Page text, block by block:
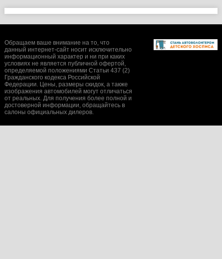
Обращаем ваше внимание на то, что
данный интернет-сайт носит исключительно
информационный характер и ни при каких
условиях не является публичной офертой,
определяемой положениями Статьи 437 (2)
Гражданского кодекса Российской
Федерации. Цены, размеры скидок, а также
изображения автомобилей могут отличаться
от реальных. Для получения более полной и
достоверной информации, обращайтесь в
салоны официальных дилеров.